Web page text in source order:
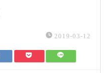
2019-03-12